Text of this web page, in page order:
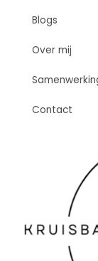
Blogs
Over mij
Contact